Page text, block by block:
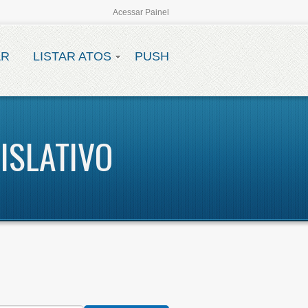
Acessar Painel
LISTAR ATOS PUSH